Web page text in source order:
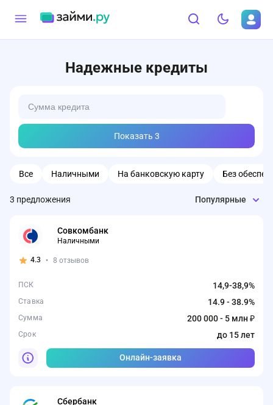
Надежные кредиты
Показать 3
Все Наличными На банковскую карту Без
3 предложения Популярные
Совкомбанк
Наличными
4.3 • 8 отзывов
ПСК 14,9-38,9%
Ставка 14.9 - 38.9%
Сумма 200 000 - 5 млн ₽
Срок до 15 лет
Онлайн-заявка
Сбербанк